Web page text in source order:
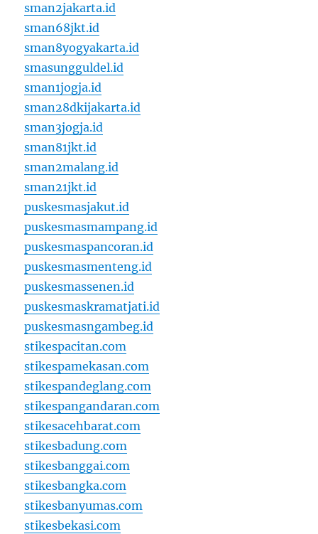
sman2jakarta.id
sman68jkt.id
sman8yogyakarta.id
smasungguldel.id
sman1jogja.id
sman28dkijakarta.id
sman3jogja.id
sman81jkt.id
sman2malang.id
sman21jkt.id
puskesmasjakut.id
puskesmasmampang.id
puskesmaspancoran.id
puskesmasmenteng.id
puskesmassenen.id
puskesmaskramatjati.id
puskesmasngambeg.id
stikespacitan.com
stikespamekasan.com
stikespandeglang.com
stikespangandaran.com
stikesacehbarat.com
stikesbadung.com
stikesbanggai.com
stikesbangka.com
stikesbanyumas.com
stikesbekasi.com